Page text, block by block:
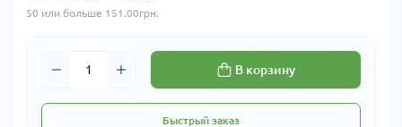
50 или больше 151.00грн.
В корзину
Быстрый заказ